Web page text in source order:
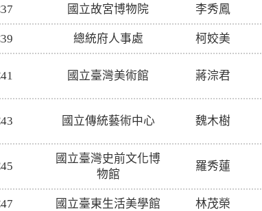
國立故宮博物院 李秀鳳
總統府人事處 柯姣美
國立臺灣美術館 蔣淙君
國立傳統藝術中心 魏木樹
國立臺灣史前文化博
物館
羅秀蓮
國立臺東生活美學館 林茂榮